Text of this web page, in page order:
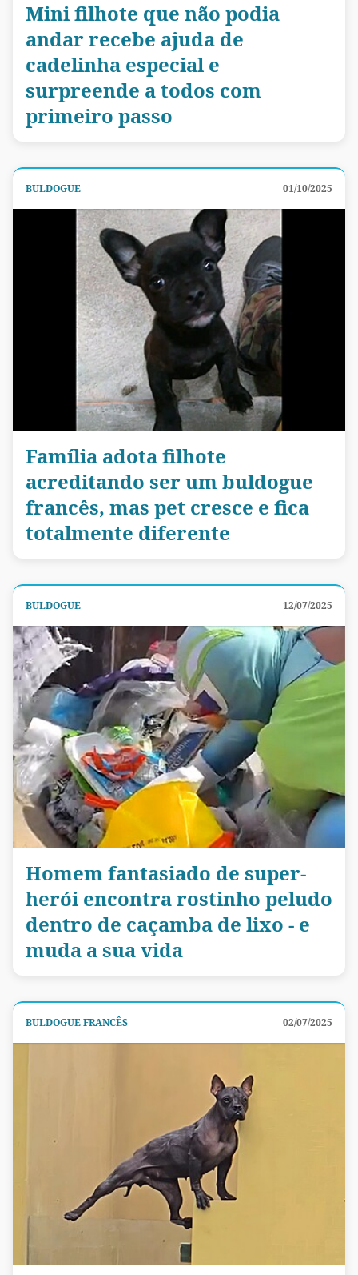
Mini filhote que não podia
andar recebe ajuda de
cadelinha especial e
surpreende a todos com
primeiro passo
BULDOGUE 01/10/2025
Família adota filhote
acreditando ser um buldogue
francês, mas pet cresce e fica
totalmente diferente
BULDOGUE 12/07/2025
Homem fantasiado de super-
herói encontra rostinho peludo
dentro de caçamba de lixo - e
muda a sua vida
BULDOGUE FRANCÊS 02/07/2025